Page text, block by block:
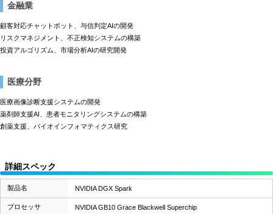
金融業
顧客対応チャットボット、与信判定AIの開発
リスクマネジメント、不正検知システムの構築
投資アルゴリズム、市場分析AIの研究開発
医療分野
医療画像診断支援システムの開発
薬剤師支援AI、患者モニタリングシステムの構築
創薬支援、バイオインフォマティクス研究
詳細スペック
製品名 NVIDIA DGX Spark
プロセッサ NVIDIA GB10 Grace Blackwell Superchip